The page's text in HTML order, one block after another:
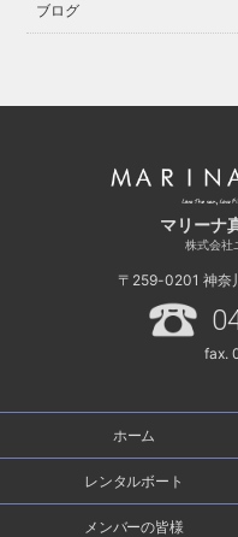
ブログ
マリーナ
株式会社
〒259-0201 神奈
fax.
ホーム
レンタルボート
メンバーの皆様